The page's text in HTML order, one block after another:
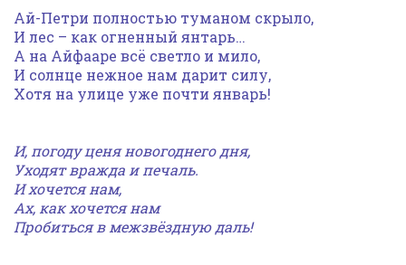
Ай-Петри полностью туманом скрыло,
И лес – как огненный янтарь…
А на Айфааре всё светло и мило,
И солнце нежное нам дарит силу,
Хотя на улице уже почти январь!
И, погоду ценя новогоднего дня,
Уходят вражда и печаль.
И хочется нам,
Ах, как хочется нам
Пробиться в межзвёздную даль!